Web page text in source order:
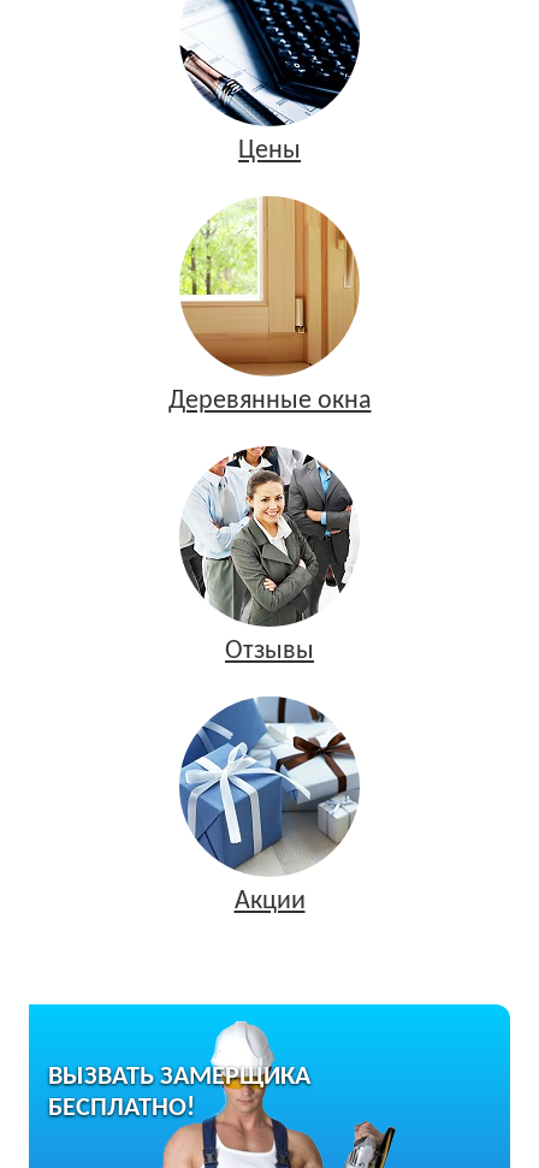
Цены
Деревянные окна
Отзывы
Акции
ВЫЗВАТЬ ЗАМЕРЩИКА
БЕСПЛАТНО!